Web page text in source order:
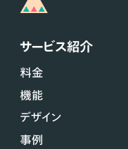
サービス紹介
料金
機能
デザイン
事例